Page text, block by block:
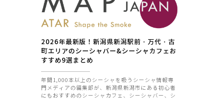
2026年最新版！新潟県新潟駅前・万代・古
町エリアのシーシャバー&シーシャカフェお
すすめ9選まとめ
年間1,000本以上のシーシャを吸うシーシャ情報専
門メディアの編集部が、新潟県新潟市にある初心者
にもおすすめのシーシャカフェ、シーシャバー、シ